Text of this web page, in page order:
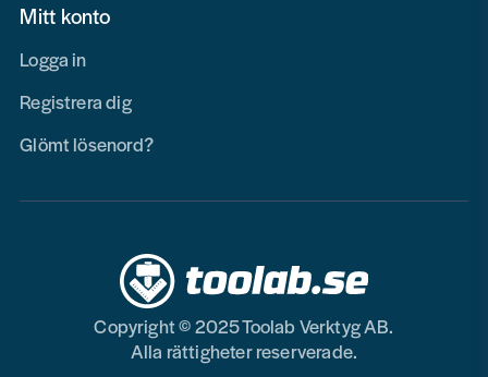
Mitt konto
Logga in
Registrera dig
Glömt lösenord?
Copyright © 2025 Toolab Verktyg AB.
Alla rättigheter reserverade.